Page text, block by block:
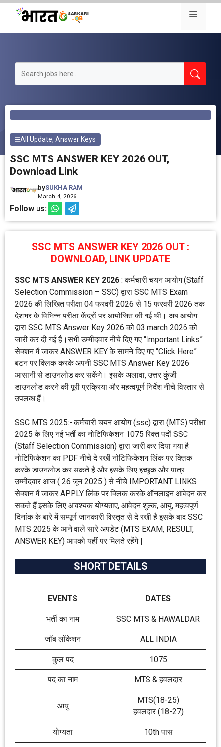
Skip
content
Menu
All Update,Answer Keys
SSC MTS ANSWER KEY 2026 OUT,
Download Link
bySUKHA RAM
March 4, 2026
Follow us:
SSC MTS ANSWER KEY 2026 OUT :
DOWNLOAD, LINK UPDATE
SSC MTS ANSWER KEY 2026 : कर्मचारी चयन आयोग (Staff
Selection Commission – SSC) द्वारा SSC MTS Exam
2026 की लिखित परीक्षा 04 फरवरी 2026 से 15 फरवरी 2026 तक
देशभर के विभिन्न परीक्षा केंद्रों पर आयोजित की गई थी। अब आयोग
द्वारा SSC MTS Answer Key 2026 को 03 march 2026 को
जारी कर दी गई है।सभी उम्मीदवार नीचे दिए गए “Important Links”
सेक्शन में जाकर ANSWER KEY के सामने दिए गए “Click Here”
बटन पर क्लिक करके अपनी SSC MTS Answer Key 2026
आसानी से डाउनलोड कर सकेंगे। इसके अलावा, उत्तर कुंजी
डाउनलोड करने की पूरी प्रक्रिया और महत्वपूर्ण निर्देश नीचे विस्तार से
उपलब्ध हैं।
SSC MTS 2025:- कर्मचारी चयन आयोग (ssc) द्वारा (MTS) परीक्षा
2025 के लिए नई भर्ती का नोटिफिकेशन 1075 रिक्त पदों SSC
(Staff Selection Commission) द्वारा जारी कर दिया गया है
नोटिफिकेशन का PDF नीचे दे रखी नोटिफिकेशन लिंक पर क्लिक
करके डाउनलोड कर सकते है और इसके लिए इच्छुक और पात्र
उम्मीदवार आज ( 26 जून 2025 ) से नीचे IMPORTANT LINKS
सेक्शन में जाकर APPLY लिंक पर क्लिक करके ऑनलाइन आवेदन कर
सकते हैं इसके लिए आवश्यक योग्यताए, आवेदन शुल्क, आयु, महत्वपूर्ण
दिनांक के बारे में सम्पूर्ण जानकारी विस्तृत से दे रखी है इसके बाद SSC
MTS 2025 के आने वाले सारे अपडेट (MTS EXAM, RESULT,
ANSWER KEY) आपको यहीं पर मिलते रहेंगे |
SHORT DETAILS
EVENTS DATES
भर्ती का नाम SSC MTS & HAWALDAR
जॉब लॉकेशन ALL INDIA
कुल पद 1075
पद का नाम MTS & हवलदार
आयु
MTS(18-25)
हवलदार (18-27)
योग्यता 10th पास